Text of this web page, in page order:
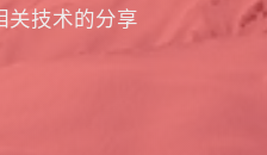
关技术的分享